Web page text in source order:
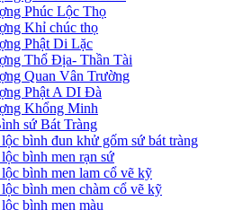
Phúc Lộc Thọ
Khỉ chúc thọ
Phật Di Lặc
Thổ Địa- Thần Tài
Quan Vân Trường
Phật A DI Đà
Khổng Minh
sứ Bát Tràng
bình đun khử gốm sứ bát tràng
bình men rạn sứ
bình men lam cổ vẽ kỹ
bình men chàm cổ vẽ kỹ
bình men màu